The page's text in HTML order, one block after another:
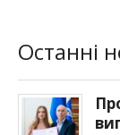
Останні